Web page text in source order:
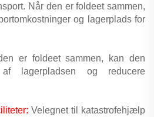
Når den er foldeet sammen,
og lagerplads for
er foldeet sammen, kan den
lagerpladsen og reducere
Velegnet til katastrofehjælp